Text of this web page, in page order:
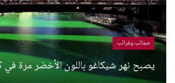
عجائب وغرائب
يصبح نهر شيكاغو باللون الأخضر مرة في